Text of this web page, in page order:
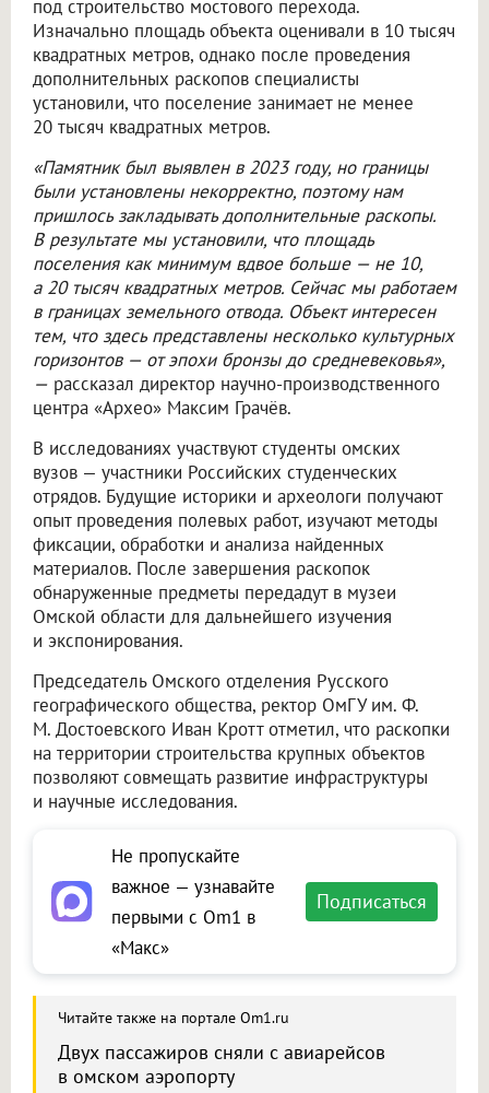
под строительство мостового перехода.
Изначально площадь объекта оценивали в 10 тысяч
квадратных метров, однако после проведения
дополнительных раскопов специалисты
установили, что поселение занимает не менее
20 тысяч квадратных метров.
«Памятник был выявлен в 2023 году, но границы
были установлены некорректно, поэтому нам
пришлось закладывать дополнительные раскопы.
В результате мы установили, что площадь
поселения как минимум вдвое больше — не 10,
а 20 тысяч квадратных метров. Сейчас мы работаем
в границах земельного отвода. Объект интересен
тем, что здесь представлены несколько культурных
горизонтов — от эпохи бронзы до средневековья»,
— рассказал директор научно-производственного
центра «Архео» Максим Грачёв.
В исследованиях участвуют студенты омских
вузов — участники Российских студенческих
отрядов. Будущие историки и археологи получают
опыт проведения полевых работ, изучают методы
фиксации, обработки и анализа найденных
материалов. После завершения раскопок
обнаруженные предметы передадут в музеи
Омской области для дальнейшего изучения
и экспонирования.
Председатель Омского отделения Русского
географического общества, ректор ОмГУ им. Ф.
М. Достоевского Иван Кротт отметил, что раскопки
на территории строительства крупных объектов
позволяют совмещать развитие инфраструктуры
и научные исследования.
Не пропускайте
важное — узнавайте
первыми с Om1 в
«Макс»
Подписаться
Читайте также на портале Om1.ru
Двух пассажиров сняли с авиарейсов
в омском аэропорту